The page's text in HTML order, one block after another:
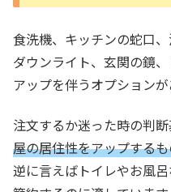
食洗機、キッチンの蛇口
ダウンライト、玄関の鏡
アップを伴うオプションが
注文するか迷った時の判断
屋の居住性をアップする
逆に言えばトイレやお風呂